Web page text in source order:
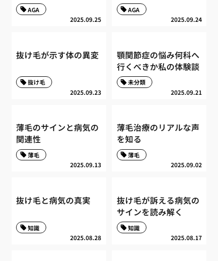
2025.09.25
AGA
2025.09.24
AGA
抜け毛が示す体の異変
2025.09.23
抜け毛
顎関節症の悩み何科へ
行くべきか私の体験談
2025.09.21
未分類
薄毛のサインと病気の
関連性
2025.09.13
薄毛
薄毛治療のリアルな声
を知る
2025.09.02
薄毛
抜け毛と病気の真実
2025.08.28
知識
抜け毛が訴える病気の
サインを読み解く
2025.08.17
知識